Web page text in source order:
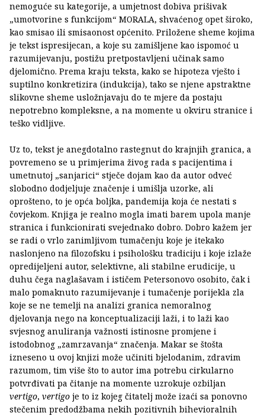
nemoguće su kategorije, a umjetnost dobiva prišivak
„umotvorine s funkcijom“ MORALA, shvaćenog opet široko,
kao smisao ili smisaonost općenito. Priložene sheme kojima
je tekst ispresijecan, a koje su zamišljene kao ispomoć u
razumijevanju, postižu pretpostavljeni učinak samo
djelomično. Prema kraju teksta, kako se hipoteza vješto i
suptilno konkretizira (indukcija), tako se njene apstraktne
slikovne sheme usložnjavaju do te mjere da postaju
nepotrebno kompleksne, a na momente u okviru stranice i
teško vidljive.
Uz to, tekst je anegdotalno rastegnut do krajnjih granica, a
povremeno se u primjerima živog rada s pacijentima i
umetnutoj „sanjarici“ stječe dojam kao da autor odveć
slobodno dodjeljuje značenje i umišlja uzorke, ali
oprošteno, to je opća boljka, pandemija koja će nestati s
čovjekom. Knjiga je realno mogla imati barem upola manje
stranica i funkcionirati svejednako dobro. Dobro kažem jer
se radi o vrlo zanimljivom tumačenju koje je itekako
naslonjeno na filozofsku i psihološku tradiciju i koje izlaže
opredijeljeni autor, selektivne, ali stabilne erudicije, u
duhu čega naglašavam i ističem Petersonovo osobito, čak i
malo pomaknuto razumijevanje i tumačenje porijekla zla
koje se ne temelji na analizi granica nemoralnog
djelovanja nego na konceptualizaciji laži, i to laži kao
svjesnog anuliranja važnosti istinosne promjene i
istodobnog „zamrzavanja“ značenja. Makar se štošta
izneseno u ovoj knjizi može učiniti bjelodanim, zdravim
razumom, tim više što to autor ima potrebu cirkularno
potvrđivati pa čitanje na momente uzrokuje ozbiljan
vertigo, vertigo je to iz kojeg čitatelj može izaći sa ponovno
stečenim predodžbama nekih pozitivnih bihevioralnih